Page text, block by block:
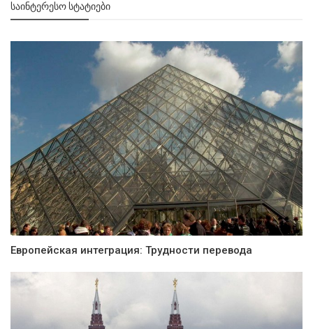
ᲡᲐᲘᲜᲢᲔᲠᲔᲡᲝ ᲡᲢᲐᲢᲘᲔᲑᲘ
Европейская интеграция: Трудности перевода